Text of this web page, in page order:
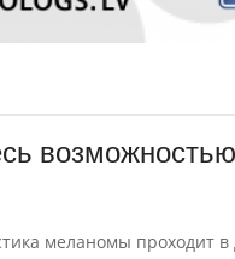
меланомы проходит